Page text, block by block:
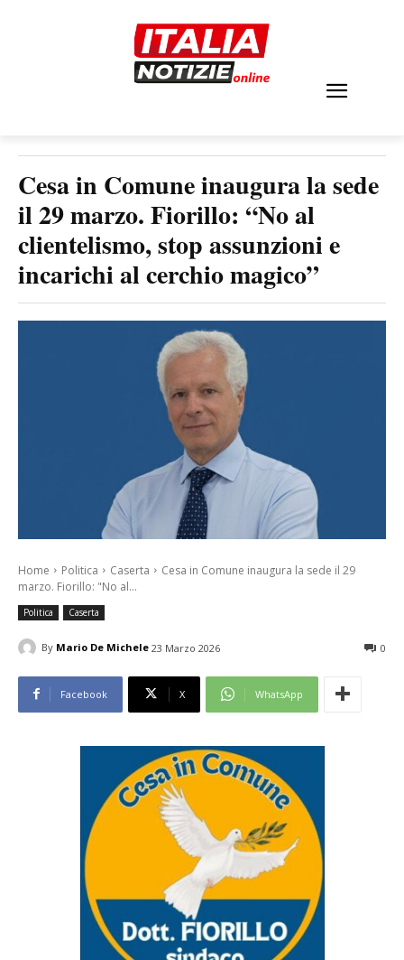
Cesa in Comune inaugura la sede
il 29 marzo. Fiorillo: “No al
clientelismo, stop assunzioni e
incarichi al cerchio magico”
Home Politica Caserta
Cesa in Comune inaugura la sede il 29
marzo. Fiorillo: "No al...
Politica Caserta
By Mario De Michele 23 Marzo 2026 0
Facebook X WhatsApp